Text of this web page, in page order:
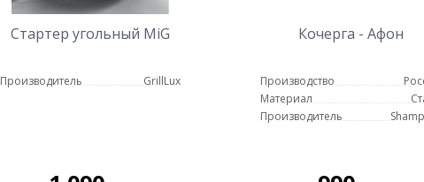
Стартер угольный MiG
Производитель GrillLux
Кочерга - Афон
Производство
Материал
Производитель